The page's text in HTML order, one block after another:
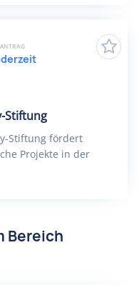
​Stiftung
​Stiftung fördert
Projekte in der
ANTRAG
Bereich